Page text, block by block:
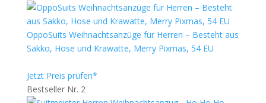
OppoSuits Weihnachtsanzüge für Herren – Besteht aus
Sakko, Hose und Krawatte, Merry Pixmas, 54 EU
Jetzt Preis prüfen*
Bestseller Nr. 2